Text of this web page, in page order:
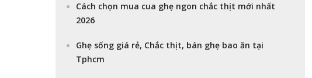
Cách chọn mua cua ghẹ ngon chắc thịt mới nhất
2026
Ghẹ sống giá rẻ, Chắc thịt, bán ghẹ bao ăn tại
Tphcm